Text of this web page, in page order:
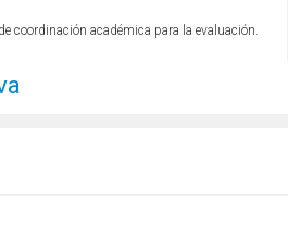
coordinación académica para la evaluación.